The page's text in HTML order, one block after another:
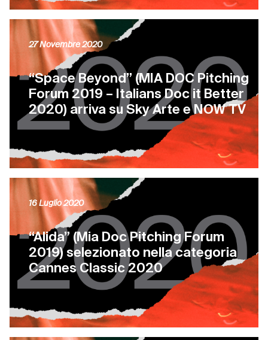
“Space Beyond” (MIA DOC Pitching
Forum 2019 – Italians Doc it Better
2020) arriva su Sky Arte e NOW TV
27 Novembre 2020
“Alida” (Mia Doc Pitching Forum
2019) selezionato nella categoria
Cannes Classic 2020
16 Luglio 2020